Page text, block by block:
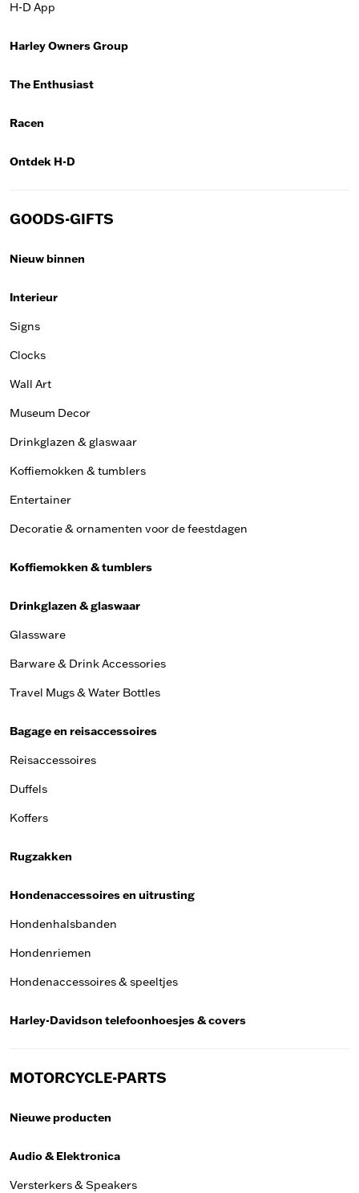
H-D App
Harley Owners Group
The Enthusiast
Racen
Ontdek H-D
GOODS-GIFTS
Nieuw binnen
Interieur
Signs
Clocks
Wall Art
Museum Decor
Drinkglazen & glaswaar
Koffiemokken & tumblers
Entertainer
Decoratie & ornamenten voor de feestdagen
Koffiemokken & tumblers
Drinkglazen & glaswaar
Glassware
Barware & Drink Accessories
Travel Mugs & Water Bottles
Bagage en reisaccessoires
Reisaccessoires
Duffels
Koffers
Rugzakken
Hondenaccessoires en uitrusting
Hondenhalsbanden
Hondenriemen
Hondenaccessoires & speeltjes
Harley-Davidson telefoonhoesjes & covers
MOTORCYCLE-PARTS
Nieuwe producten
Audio & Elektronica
Versterkers & Speakers